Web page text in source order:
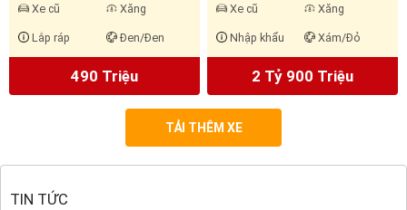
Xe cũ Xăng
Lắp ráp Đen/Đen
490 Triệu
Xe cũ Xăng
Nhập khẩu Xám/Đỏ
2 Tỷ 900 Triệu
TẢI THÊM XE
TIN TỨC